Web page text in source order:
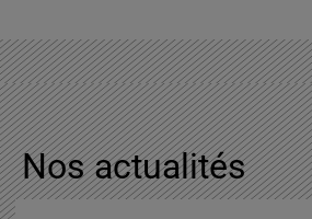
Nos actualités